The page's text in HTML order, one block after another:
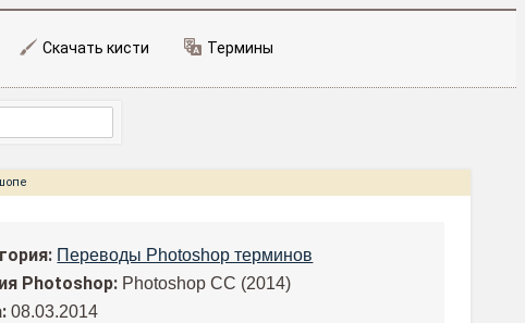
Скачать кисти Термины
Переводы Photoshop терминов
Photoshop: Photoshop CC (2014)
08.03.2014